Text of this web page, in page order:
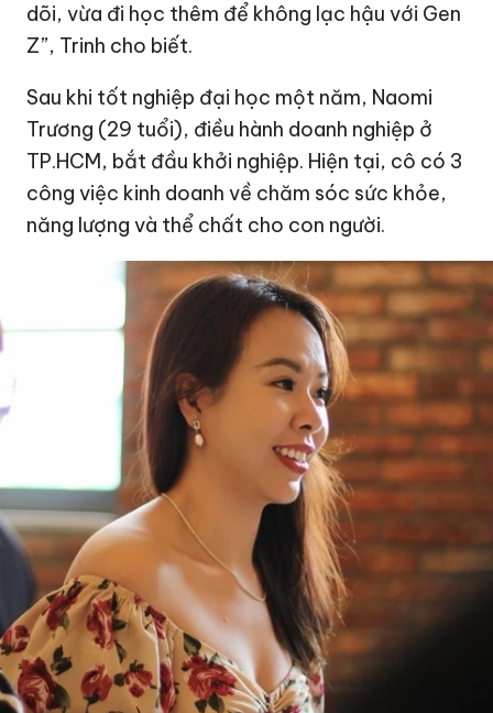
dõi, vừa đi học thêm để không lạc hậu với Gen
Z”, Trinh cho biết.
Sau khi tốt nghiệp đại học một năm, Naomi
Trương (29 tuổi), điều hành doanh nghiệp ở
TP.HCM, bắt đầu khởi nghiệp. Hiện tại, cô có 3
công việc kinh doanh về chăm sóc sức khỏe,
năng lượng và thể chất cho con người.